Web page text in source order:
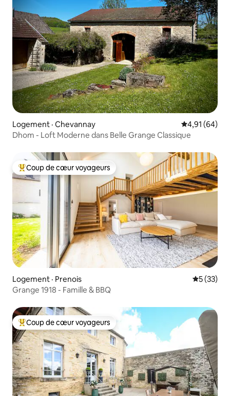
Logement · Chevannay Note
4,91 (64)
Dhom - Loft Moderne dans Belle Grange Classique
Coup de cœur voyageurs parmi les plus aimés
Coup de cœur voyageurs
Logement · Prenois Note
5 (33)
Grange 1918 - Famille & BBQ
Coup de cœur voyageurs parmi les plus aimés
Coup de cœur voyageurs